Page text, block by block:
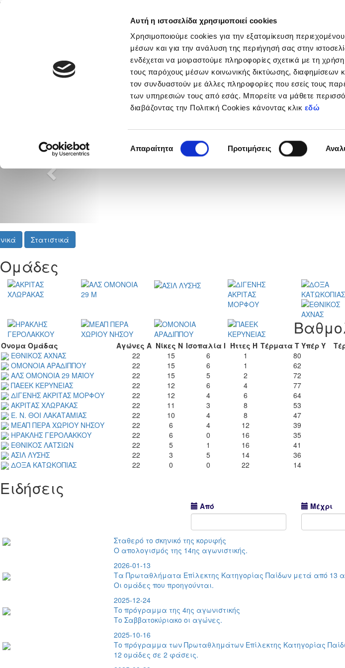
Αυτή η ιστοσελίδα χρησιμοποιεί cookies
Χρησιμοποιούμε cookies για την εξατομίκευση
μέσων και για την ανάλυση της περιήγησή σας στην
ενδέχεται να μοιραστούμε πληροφορίες σχετικά με τη
τους παρόχους μέσων κοινωνικής δικτύωσης, διαφημίσεων
τον συνδυαστούν με άλλες πληροφορίες που εσείς τους
των υπηρεσιών τους από εσάς. Μπορείτε να μάθετε
διαβάζοντας την Πολιτική Cookies κάνοντας κλικ εδώ
συγκατάθεσης
Απαραίτητα Προτιμήσεις
Νέα & Πληροφορίες Εθνικές Ομάδες Διοργανώσεις
Επίλεκτη Κατηγορία
Στατιστικά
Ομάδες
Όνομα Ομάδας Αγώνες Α Νίκες Ν Ισοπαλία Ι Ήττες Ή Τέρματα Τ Υπέρ Υ
ΕΘΝΙΚΟΣ ΑΧΝΑΣ
22 15 6 1 80
ΟΜΟΝΟΙΑ ΑΡΑΔΙΠΠΟΥ
22 15 6 1 62
ΑΛΣ ΟΜΟΝΟΙΑ 29 ΜΑΪΟΥ
22 15 5 2 72
ΠΑΕΕΚ ΚΕΡΥΝΕΙΑΣ
22 12 6 4 77
ΔΙΓΕΝΗΣ ΑΚΡΙΤΑΣ ΜΟΡΦΟΥ
22 12 4 6 64
ΑΚΡΙΤΑΣ ΧΛΩΡΑΚΑΣ
22 11 3 8 53
Ε. Ν. ΘΟΙ ΛΑΚΑΤΑΜΙΑΣ
22 10 4 8 47
ΜΕΑΠ ΠΕΡΑ ΧΩΡΙΟΥ ΝΗΣΟΥ
22 6 4 12 39
ΗΡΑΚΛΗΣ ΓΕΡΟΛΑΚΚΟΥ
22 6 0 16 35
ΕΘΝΙΚΟΣ ΛΑΤΣΙΩΝ 22 5 1 16 41
ΑΣΙΛ ΛΥΣΗΣ 22 3 5 14 36
ΔΟΞΑ ΚΑΤΩΚΟΠΙΑΣ 22 0 0 22 14
Ειδήσεις
Από Μέχρι
Σταθερό το σκηνικό της κορυφής
Ο απολογισμός της 14ης αγωνιστικής.
2026-01-13
Τα Πρωταθλήματα Επίλεκτης Κατηγορίας Παίδων μετά από 13
Οι ομάδες που προηγούνται.
2025-12-24
Το πρόγραμμα της 4ης αγωνιστικής
Το Σαββατοκύριακο οι αγώνες.
2025-10-16
Το πρόγραμμα των Πρωταθλημάτων Επίλεκτης Κατηγορίας
12 ομάδες σε 2 φάσεις.